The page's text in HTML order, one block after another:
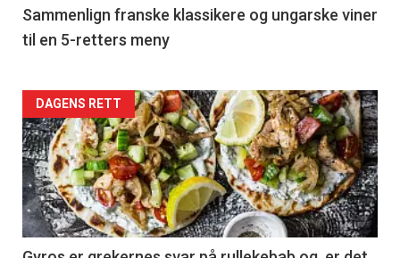
5
Sammenlign franske klassikere og ungarske viner
til en 5-retters meny
Forsiden
akkurat
nå
-
DAGENS RETT